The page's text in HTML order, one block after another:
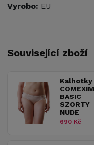
Vyrobo: EU
Související zboží
Kalhotky
COMEXIM
BASIC
SZORTY
NUDE
690 Kč